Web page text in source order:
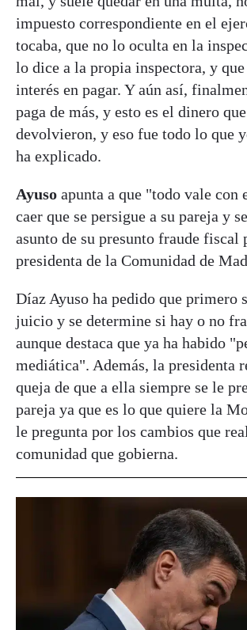
impuesto correspondiente en el
tocaba, que no lo oculta en la
lo dice a la propia inspectora, y
interés en pagar. Y aún así,
paga de más, y esto es el dinero
devolvieron, y eso fue todo lo que
ha explicado.
Ayuso apunta a que "todo vale con
caer que se persigue a su pareja y
asunto de su presunto fraude fiscal
presidenta de la Comunidad de
Díaz Ayuso ha pedido que primero
juicio y se determine si hay o no
aunque destaca que ya ha habido
mediática". Además, la presidenta
queja de que a ella siempre se le
pareja ya que es lo que quiere la
le pregunta por los cambios que
comunidad que gobierna.